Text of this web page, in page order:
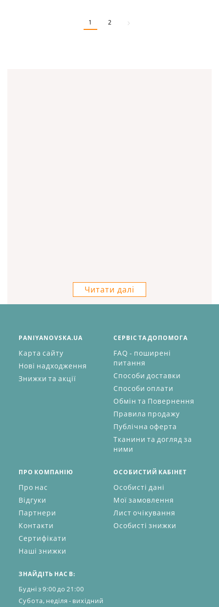
1 2
Читати далі
PANIYANOVSKA.UA
Карта сайту
Нові надходження
Знижки та акції
СЕРВІС ТА ДОПОМОГА
FAQ - поширені
питання
Способи доставки
Способи оплати
Обмін та Повернення
Правила продажу
Публічна оферта
Тканини та догляд за
ними
ПРО КОМПАНІЮ
Про нас
Відгуки
Партнери
Контакти
Сертифікати
Наші знижки
ОСОБИСТИЙ КАБІНЕТ
Особисті дані
Мої замовлення
Лист очікування
Особисті знижки
ЗНАЙДІТЬ НАС В:
Будні з 9:00 до 21:00
Субота, неділя - вихідний